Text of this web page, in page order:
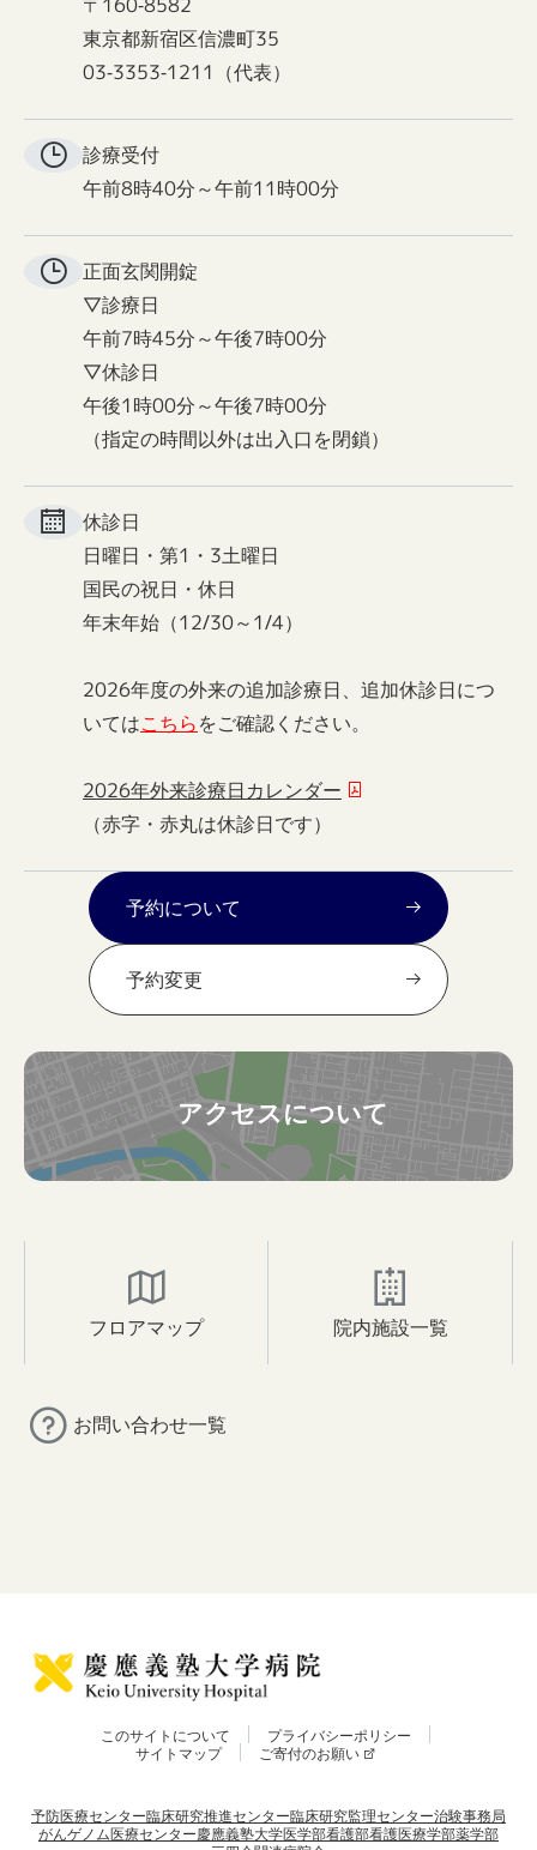
東京都新宿区信濃町35
03-3353-1211（代表）
診療受付
午前8時40分～午前11時00分
正面玄関開錠
▽診療日
午前7時45分～午後7時00分
▽休診日
午後1時00分～午後7時00分
（指定の時間以外は出入口を閉鎖）
休診日
日曜日・第1・3土曜日
国民の祝日・休日
年末年始（12/30～1/4）
2026年度の外来の追加診療日、追加休診日につ
いてはこちらをご確認ください。
2026年外来診療日カレンダー
（赤字・赤丸は休診日です）
予約について
予約変更
アクセスについて
フロアマップ 院内施設一覧
お問い合わせ一覧
このサイトについて
プライバシーポリシー
サイトマップ
ご寄付のお願い
予防医療センター臨床研究推進センター臨床研究監理センター治験事務局
がんゲノム医療センター慶應義塾大学医学部看護部看護医療学部薬学部